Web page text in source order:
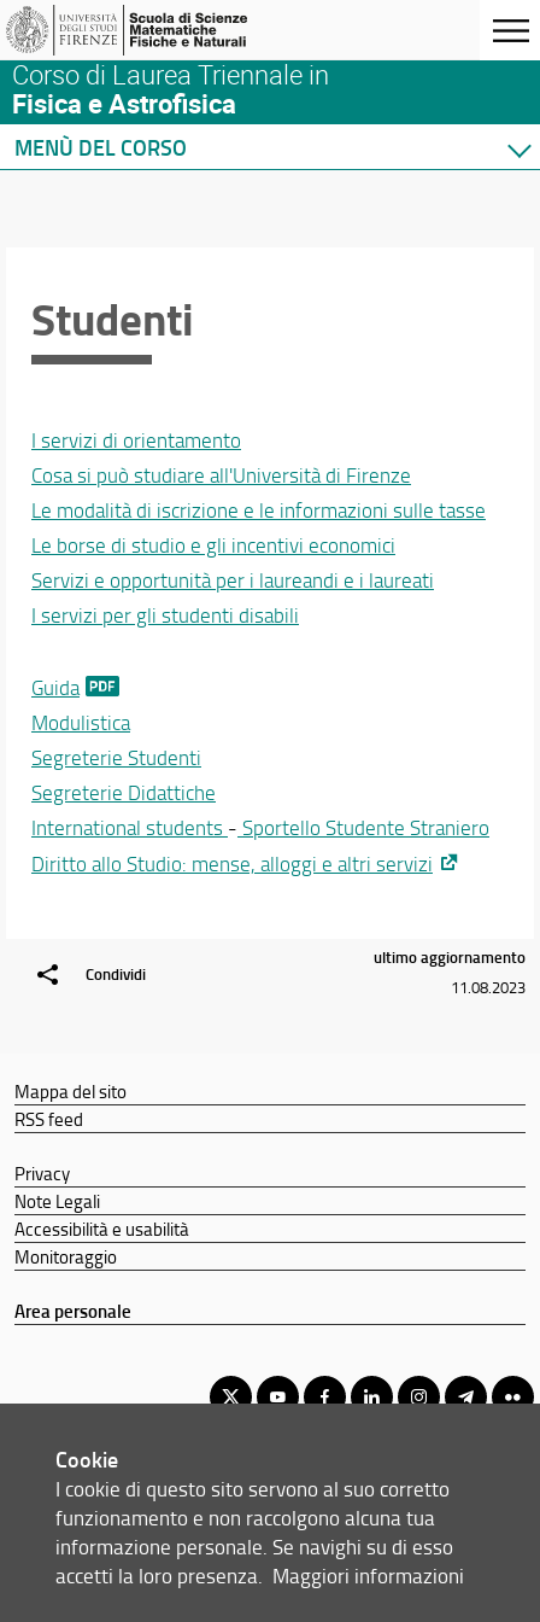
Corso di Laurea Triennale in
Fisica e Astrofisica
MENÙ DEL CORSO
Docenti
Orario e calendari
Studenti
I servizi di orientamento
Cosa si può studiare all'Università di Firenze
Le modalità di iscrizione e le informazioni sulle tasse
Le borse di studio e gli incentivi economici
Servizi e opportunità per i laureandi e i laureati
I servizi per gli studenti disabili
Guida
Modulistica
Segreterie Studenti
Segreterie Didattiche
International students - Sportello Studente Straniero
Diritto allo Studio: mense, alloggi e altri servizi
Condividi
ultimo aggiornamento
11.08.2023
Mappa del sito
RSS feed
Privacy
Note Legali
Accessibilità e usabilità
Monitoraggio
Area personale
© Copyright 2012-2026 Università degli Studi di Firenze UNIFI
P.IVA/Cod.Fis 01279680480
Viale Morgagni, 40/44 - 50134 Firenze (FI)
Cookie
I cookie di questo sito servono al suo corretto
funzionamento e non raccolgono alcuna tua
informazione personale. Se navighi su di esso
accetti la loro presenza. Maggiori informazioni